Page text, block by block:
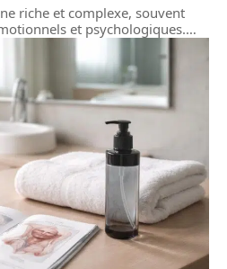
riche et complexe, souvent
et psychologiques.…